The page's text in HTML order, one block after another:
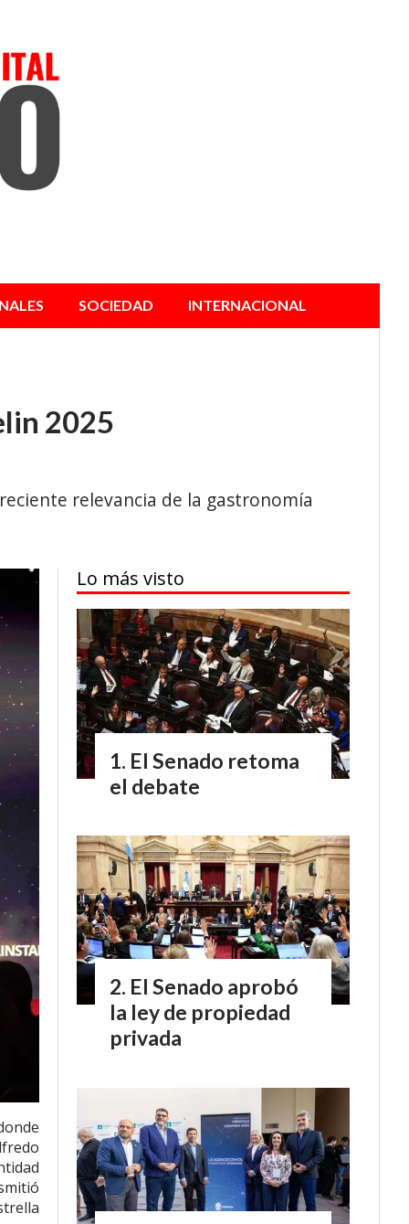
SOCIEDAD INTERNACIONAL
2025
relevancia de la gastronomía
Lo más visto
El Senado retoma
el debate
El Senado aprobó
la ley de propiedad
privada